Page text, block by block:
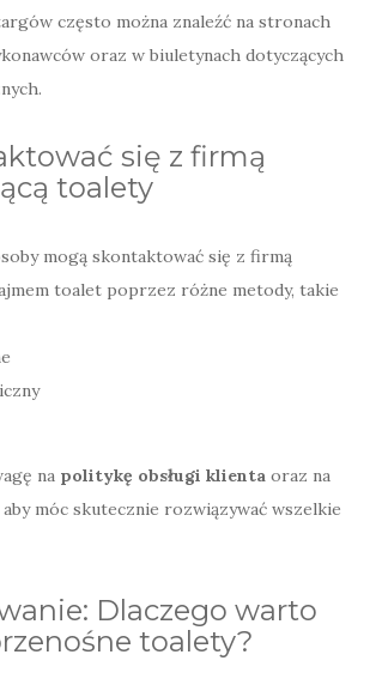
często można znaleźć na stronach
oraz w biuletynach dotyczących
się z firmą
toalety
mogą skontaktować się z firmą
toalet poprzez różne metody, takie
na politykę obsługi klienta oraz na
móc skutecznie rozwiązywać wszelkie
Dlaczego warto
toalety?